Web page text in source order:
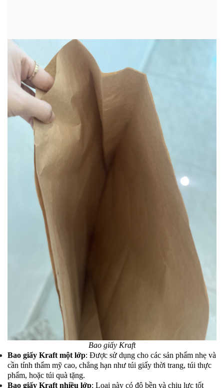
Bao giấy Kraft
Bao giấy Kraft một lớp: Được sử dụng cho các sản phẩm nhẹ và
cần tính thẩm mỹ cao, chẳng hạn như túi giấy thời trang, túi thực
phẩm, hoặc túi quà tặng.
Bao giấy Kraft nhiều lớp: Loại này có độ bền và chịu lực tốt